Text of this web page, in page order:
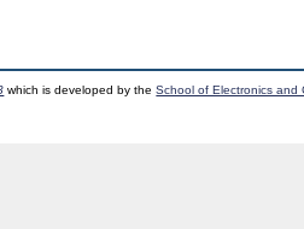
which is developed by theSchool of Electronics and